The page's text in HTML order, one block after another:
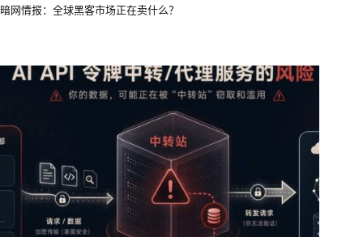
暗网情报：全球黑客市场正在卖什么？